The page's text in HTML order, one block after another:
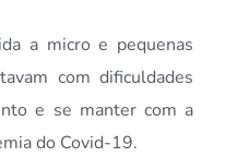
a micro e pequenas
com dificuldades
e se manter com a
do Covid-19.